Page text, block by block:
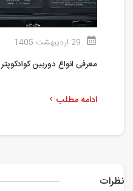
29 اردیبهشت 1405
معرفی انواع دوربین کوادکوپتر 4K، 8K، 1080 و ...
ادامه مطلب
نظرات